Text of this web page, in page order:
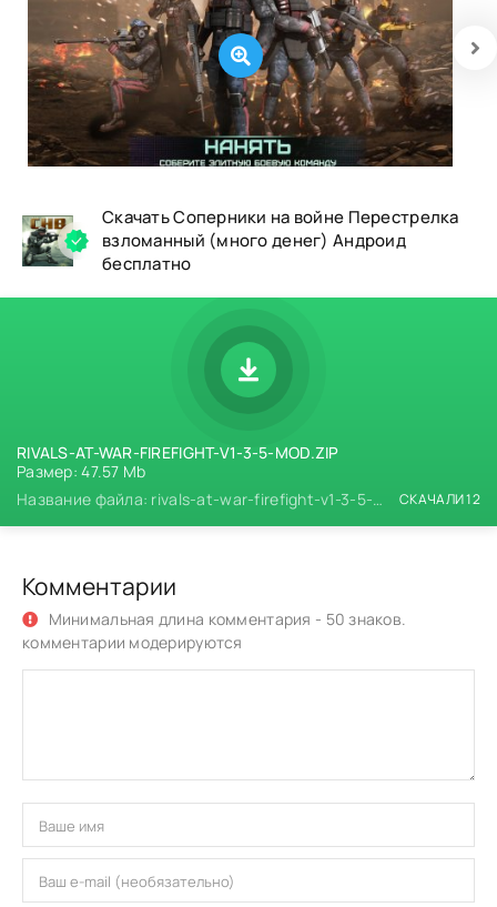
Скачать Соперники на войне Перестрелка
взломанный (много денег) Андроид
бесплатно
RIVALS-AT-WAR-FIREFIGHT-V1-3-5-MOD.ZIP
Размер: 47.57 Mb
Название файла: rivals-at-war-firefight-v1-3-5-mod.zip
СКАЧАЛИ 12
Комментарии
Минимальная длина комментария - 50 знаков.
комментарии модерируются